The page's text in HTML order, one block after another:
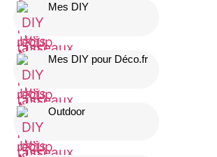
Mes DIY
Mes DIY pour Déco.fr
Outdoor